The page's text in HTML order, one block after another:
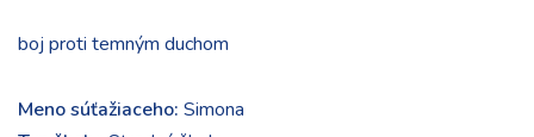
boj proti temným duchom
Meno súťažiaceho: Simona